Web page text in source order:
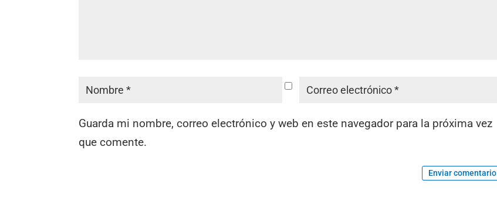
Guarda mi nombre, correo electrónico y web en este navegador para la próxima vez
que comente.
Enviar comentario